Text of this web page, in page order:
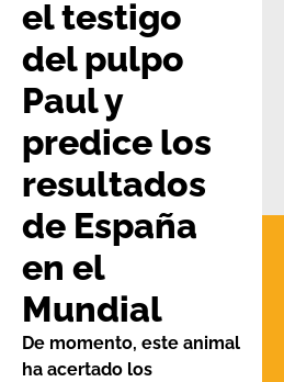
el testigo
del pulpo
Paul y
predice los
resultados
de España
en el
Mundial
De momento, este animal
ha acertado los